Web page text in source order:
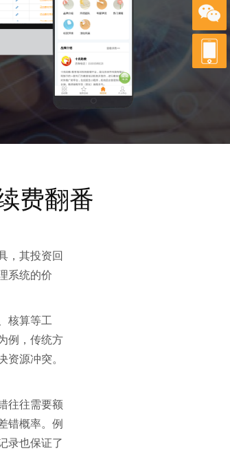
费翻番
，其投资回
系统的价
核算等工
例，传统方
源冲突。
往往需要额
错概率。例
录也保证了